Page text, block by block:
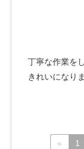
丁寧な作業を
きれいになり
« 1